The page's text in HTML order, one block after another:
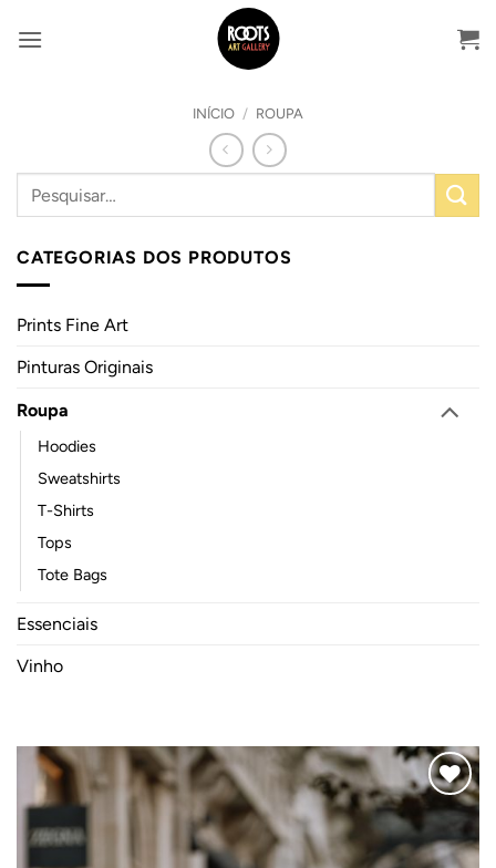
INÍCIO / ROUPA
CATEGORIAS DOS PRODUTOS
Prints Fine Art
Pinturas Originais
Roupa
Hoodies
Sweatshirts
T-Shirts
Tops
Tote Bags
Essenciais
Vinho
Adicionar
ao
Wishlist